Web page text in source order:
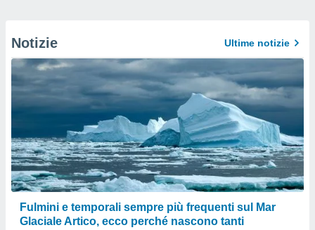
Notizie Ultime notizie
Fulmini e temporali sempre più frequenti sul Mar
Glaciale Artico, ecco perché nascono tanti